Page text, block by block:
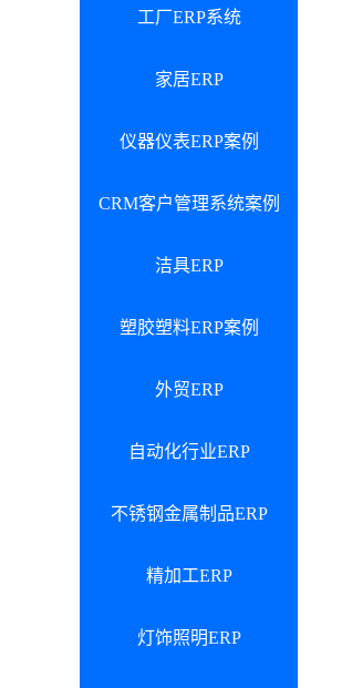
工厂ERP系统
家居ERP
仪器仪表ERP案例
CRM客户管理系统案例
洁具ERP
塑胶塑料ERP案例
外贸ERP
自动化行业ERP
不锈钢金属制品ERP
精加工ERP
灯饰照明ERP